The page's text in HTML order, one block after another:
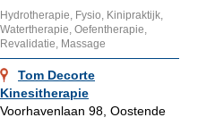
Hydrotherapie, Fysio, Kinipraktijk,
Watertherapie, Oefentherapie,
Revalidatie, Massage
Tom Decorte
Kinesitherapie
Voorhavenlaan 98, Oostende